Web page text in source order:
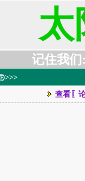
太
记住我们
>>>
查看〖